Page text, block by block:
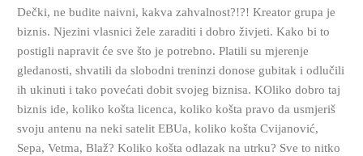
Dečki, ne budite naivni, kakva zahvalnost?!?! Kreator grupa je
biznis. Njezini vlasnici žele zaraditi i dobro živjeti. Kako bi to
postigli napravit će sve što je potrebno. Platili su mjerenje
gledanosti, shvatili da slobodni treninzi donose gubitak i odlučili
ih ukinuti i tako povećati dobit svojeg biznisa. KOliko dobro taj
biznis ide, koliko košta licenca, koliko košta pravo da usmjeriš
svoju antenu na neki satelit EBUa, koliko košta Cvijanović,
Sepa, Vetma, Blaž? Koliko košta odlazak na utrku? Sve to nitko